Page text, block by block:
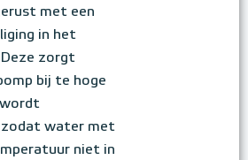
met een
in het
zorgt
bij te hoge
zodat water met
niet in